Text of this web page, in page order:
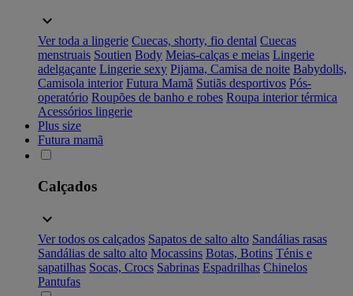
Ver toda a lingerie Cuecas, shorty, fio dental Cuecas
menstruais Soutien Body Meias-calças e meias Lingerie
adelgaçante Lingerie sexy Pijama, Camisa de noite Babydolls,
Camisola interior Futura Mamã Sutiãs desportivos Pós-
operatório Roupões de banho e robes Roupa interior térmica
Acessórios lingerie
Plus size
Futura mamã
Calçados
Ver todos os calçados Sapatos de salto alto Sandálias rasas
Sandálias de salto alto Mocassins Botas, Botins Ténis e
sapatilhas Socas, Crocs Sabrinas Espadrilhas Chinelos
Pantufas